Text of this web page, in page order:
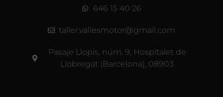
646 15 40 26
taller.vallesmotor@gmail.com
Pasaje Llopis, núm. 9, Hospitalet de
Llobregat (Barcelona), 08903